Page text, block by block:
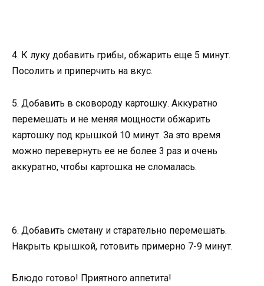
4. К луку добавить грибы, обжарить еще 5 минут.
Посолить и приперчить на вкус.
5. Добавить в сковороду картошку. Аккуратно
перемешать и не меняя мощности обжарить
картошку под крышкой 10 минут. За это время
можно перевернуть ее не более 3 раз и очень
аккуратно, чтобы картошка не сломалась.
6. Добавить сметану и старательно перемешать.
Накрыть крышкой, готовить примерно 7-9 минут.
Блюдо готово! Приятного аппетита!